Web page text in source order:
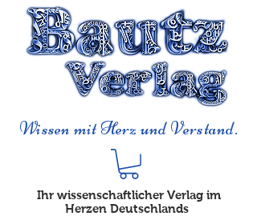
Wissen mit Herz und Verstand.
Ihr wissenschaftlicher Verlag im
Herzen Deutschlands